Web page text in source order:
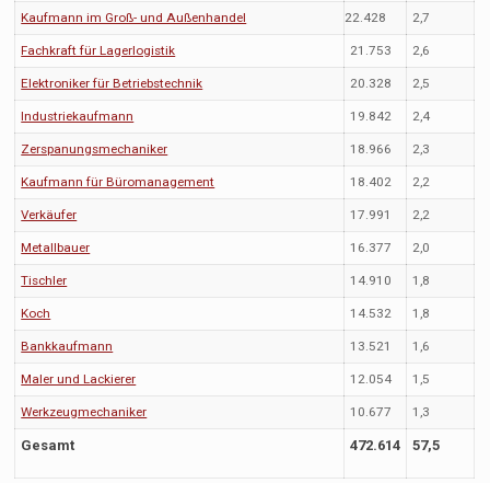
Kaufmann im Groß- und Außenhandel 22.428 2,7
Fachkraft für Lagerlogistik 21.753 2,6
Elektroniker für Betriebstechnik 20.328 2,5
Industriekaufmann 19.842 2,4
Zerspanungsmechaniker 18.966 2,3
Kaufmann für Büromanagement 18.402 2,2
Verkäufer 17.991 2,2
Metallbauer 16.377 2,0
Tischler 14.910 1,8
Koch 14.532 1,8
Bankkaufmann 13.521 1,6
Maler und Lackierer 12.054 1,5
Werkzeugmechaniker 10.677 1,3
Gesamt 472.614 57,5